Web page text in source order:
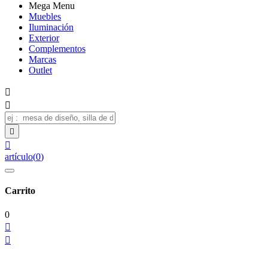
Mega Menu
Muebles
Iluminación
Exterior
Complementos
Marcas
Outlet




artículo(0)
Carrito
0

